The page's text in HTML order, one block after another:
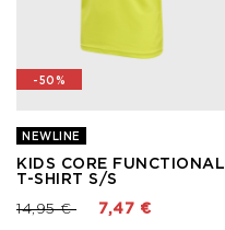
-50%
NEWLINE
KIDS CORE FUNCTIONAL
T-SHIRT S/S
Preis reduziert von
14,95 €bis 7,47 €